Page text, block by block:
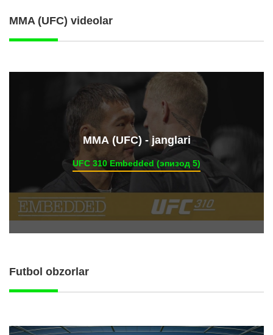
MMA (UFC) videolar
ММА (UFC) - janglari
UFC 310 Embedded (эпизод 5)
Futbol obzorlar